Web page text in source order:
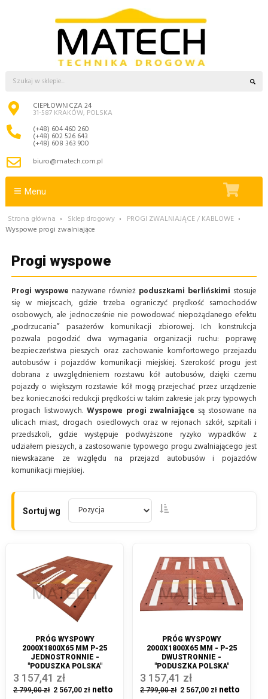
CIEPŁOWNICZA 24
31-587 KRAKÓW, POLSKA
(+48) 604 460 260
(+48) 602 526 643
(+48) 608 363 900
biuro@matech.com.pl
Menu
Strona główna › Sklep drogowy › PROGI ZWALNIAJĄCE / KABLOWE ›
Wyspowe progi zwalniające
Progi wyspowe
Progi wyspowe nazywane również poduszkami berlińskimi stosuje
się w miejscach, gdzie trzeba ograniczyć prędkość samochodów
osobowych, ale jednocześnie nie powodować niepożądanego efektu
„podrzucania” pasażerów komunikacji zbiorowej. Ich konstrukcja
pozwala pogodzić dwa wymagania organizacji ruchu: poprawę
bezpieczeństwa pieszych oraz zachowanie komfortowego przejazdu
autobusów i pojazdów komunikacji miejskiej. Szerokość progu jest
dobrana z uwzględnieniem rozstawu kół autobusów, dzięki czemu
pojazdy o większym rozstawie kół mogą przejechać przez urządzenie
bez konieczności redukcji prędkości w takim zakresie jak przy typowych
progach listwowych. Wyspowe progi zwalniające są stosowane na
ulicach miast, drogach osiedlowych oraz w rejonach szkół, szpitali i
przedszkoli, gdzie występuje podwyższone ryzyko wypadków z
udziałem pieszych, a zastosowanie typowego progu zwalniającego jest
niewskazane ze względu na przejazd autobusów i pojazdów
komunikacji miejskiej.
Sortuj wg
PRÓG WYSPOWY
2000X1800X65 MM P-25
JEDNOSTRONNIE -
"PODUSZKA POLSKA"
3 157,41 zł
2 567,00 zł
2 799,00 zł
PRÓG WYSPOWY
2000X1800X65 MM - P-25
DWUSTRONNIE -
"PODUSZKA POLSKA"
3 157,41 zł
2 567,00 zł
2 799,00 zł